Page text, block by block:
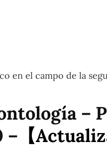
en el campo de la
–
– 【